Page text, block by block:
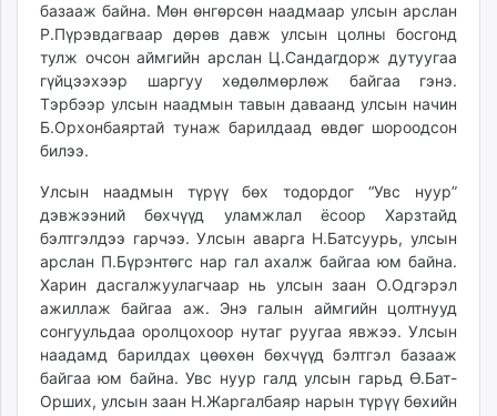
базааж байна. Мөн өнгөрсөн наадмаар улсын арслан
Р.Пүрэвдагваар дөрөв давж улсын цолны босгонд
тулж очсон аймгийн арслан Ц.Сандагдорж дутуугаа
гүйцээхээр шаргуу хөдөлмөрлөж байгаа гэнэ.
Тэрбээр улсын наадмын тавын даваанд улсын начин
Б.Орхонбаяртай тунаж барилдаад өвдөг шороодсон
билээ.
Улсын наадмын түрүү бөх тодордог “Увс нуур”
дэвжээний бөхчүүд уламжлал ёсоор Харзтайд
бэлтгэлдээ гарчээ. Улсын аварга Н.Батсуурь, улсын
арслан П.Бүрэнтөгс нар гал ахалж байгаа юм байна.
Харин дасгалжуулагчаар нь улсын заан О.Одгэрэл
ажиллаж байгаа аж. Энэ галын аймгийн цолтнууд
сонгуульдаа оролцохоор нутаг руугаа явжээ. Улсын
наадамд барилдах цөөхөн бөхчүүд бэлтгэл базааж
байгаа юм байна. Увс нуур галд улсын гарьд Ө.Бат-
Орших, улсын заан Н.Жаргалбаяр нарын түрүү бөхийн